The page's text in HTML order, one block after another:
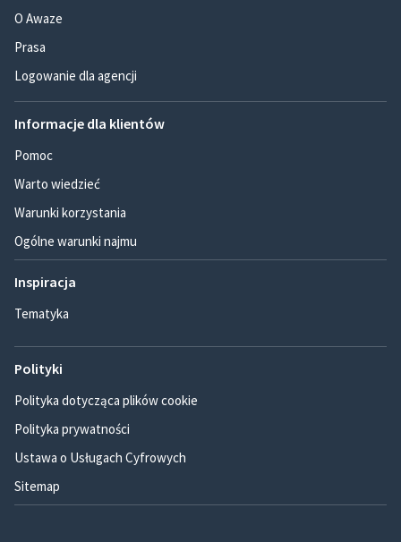
O Awaze
Prasa
Logowanie dla agencji
Informacje dla klientów
Pomoc
Warto wiedzieć
Warunki korzystania
Ogólne warunki najmu
Inspiracja
Tematyka
Polityki
Polityka dotycząca plików cookie
Polityka prywatności
Ustawa o Usługach Cyfrowych
Sitemap